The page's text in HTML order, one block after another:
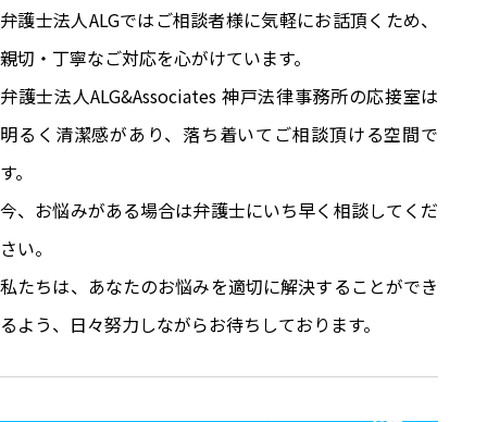
弁護士法人ALGではご相談者様に気軽にお話頂くため、
親切・丁寧なご対応を心がけています。
弁護士法人ALG&Associates 神戸法律事務所の応接室は
明るく清潔感があり、落ち着いてご相談頂ける空間で
す。
今、お悩みがある場合は弁護士にいち早く相談してくだ
さい。
私たちは、あなたのお悩みを適切に解決することができ
るよう、日々努力しながらお待ちしております。